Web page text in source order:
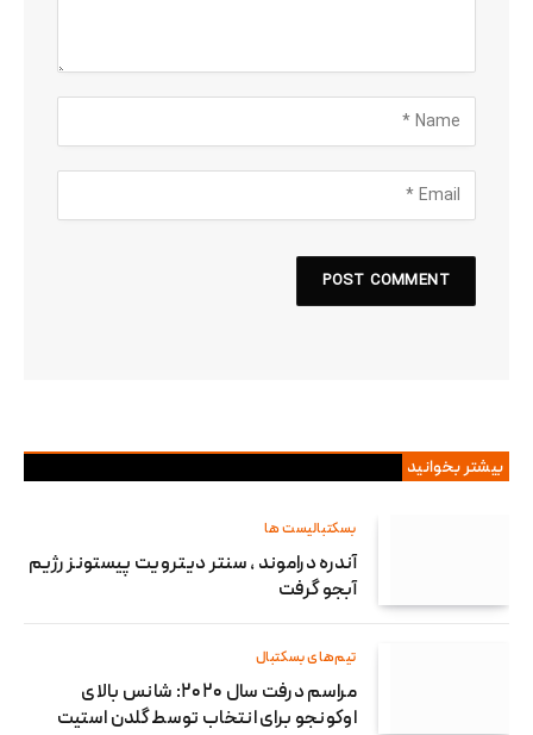
بیشتر بخوانید
بسکتبالیست ها
آندره دراموند ، سنتر دیترویت پیستونز رژیم
آبجو گرفت
تیم‌های بسکتبال
مراسم درفت سال ۲۰۲۰: شانس بالای
اوکونجو برای انتخاب توسط گلدن استیت